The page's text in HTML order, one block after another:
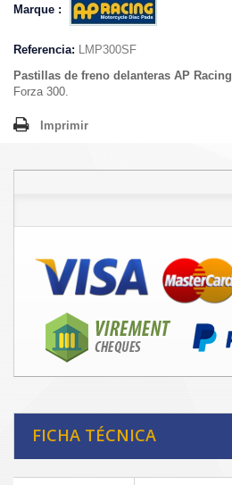
Marque :
Referencia: LMP300SF
Pastillas de freno delanteras AP Racing
Forza 300.
Imprimir
FICHA TÉCNICA